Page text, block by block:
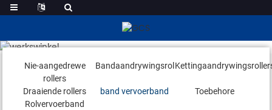
Band Vervoerband
Nie-aangedrewe
rollers
Bandaandrywingsrol
Draaiende rollers band vervoerband
Toebehore
Rolvervoerband